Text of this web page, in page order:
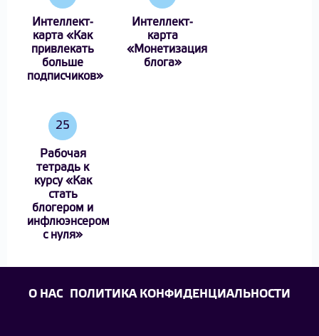
Интеллект-
карта «Как
привлекать
больше
подписчиков»
Интеллект-
карта
«Монетизация
блога»
25
Рабочая
тетрадь к
курсу «Как
стать
блогером и
инфлюэнсером
с нуля»
О НАС ПОЛИТИКА КОНФИДЕНЦИАЛЬНОСТИ